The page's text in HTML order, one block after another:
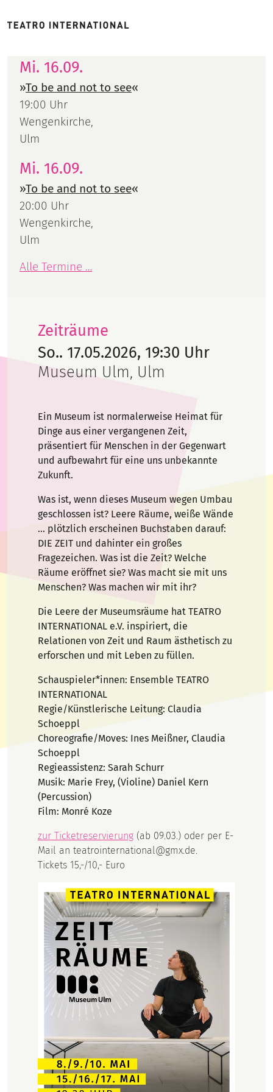
Mi. 16.09.
»To be and not to see«
19:00 Uhr
Wengenkirche,
Ulm
Mi. 16.09.
»To be and not to see«
20:00 Uhr
Wengenkirche,
Ulm
Alle Termine …
Zeiträume
So.. 17.05.2026, 19:30 Uhr
Museum Ulm, Ulm
Ein Museum ist normalerweise Heimat für
Dinge aus einer vergangenen Zeit,
präsentiert für Menschen in der Gegenwart
und aufbewahrt für eine uns unbekannte
Zukunft.
Was ist, wenn dieses Museum wegen Umbau
geschlossen ist? Leere Räume, weiße Wände
… plötzlich erscheinen Buchstaben darauf:
DIE ZEIT und dahinter ein großes
Fragezeichen. Was ist die Zeit? Welche
Räume eröffnet sie? Was macht sie mit uns
Menschen? Was machen wir mit ihr?
Die Leere der Museumsräume hat TEATRO
INTERNATIONAL e.V. inspiriert, die
Relationen von Zeit und Raum ästhetisch zu
erforschen und mit Leben zu füllen.
Schauspieler*innen: Ensemble TEATRO
INTERNATIONAL
Regie/Künstlerische Leitung: Claudia
Schoeppl
Choreografie/Moves: Ines Meißner, Claudia
Schoeppl
Regieassistenz: Sarah Schurr
Musik: Marie Frey, (Violine) Daniel Kern
(Percussion)
Film: Monré Koze
zur Ticketreservierung (ab 09.03.) oder per E-
Mail an teatrointernational@gmx.de.
Tickets 15,-/10,- Euro